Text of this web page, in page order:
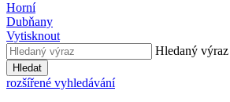
Horní
Dubňany
Vytisknout
Hledaný výraz
Hledat
rozšířené vyhledávání